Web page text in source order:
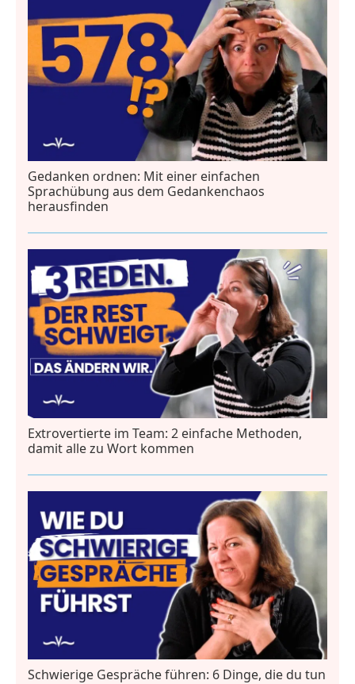
Gedanken ordnen: Mit einer einfachen
Sprachübung aus dem Gedankenchaos
herausfinden
Extrovertierte im Team: 2 einfache Methoden,
damit alle zu Wort kommen
Schwierige Gespräche führen: 6 Dinge, die du tun